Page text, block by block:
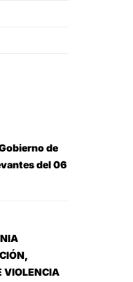
de
del 06
VIOLENCIA